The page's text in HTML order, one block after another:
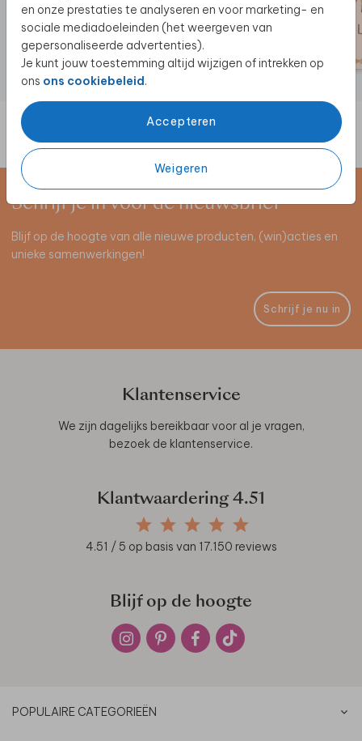
en onze prestaties te analyseren en voor marketing- en
sociale mediadoeleinden (het weergeven van
gepersonaliseerde advertenties).
Je kunt jouw toestemming altijd wijzigen of intrekken op
ons ons cookiebeleid.
Accepteren
Weigeren
Schrijf je in voor de nieuwsbrief
Blijf op de hoogte van alle nieuwe producten, (win)acties en
unieke samenwerkingen!
Schrijf je nu in
Klantenservice
We zijn dagelijks bereikbaar voor al je vragen,
bezoek de klantenservice.
Klantwaardering 4.51
4.51 / 5 op basis van 17.150 reviews
Blijf op de hoogte
POPULAIRE CATEGORIEËN